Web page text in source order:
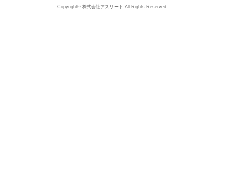
Copyright© 株式会社アスリート All Rights Reserved.